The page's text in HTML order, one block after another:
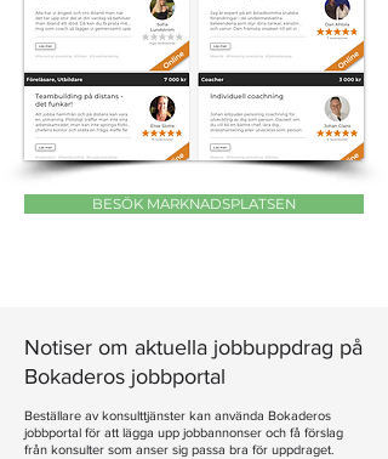
BESÖK MARKNADSPLATSEN
Notiser om aktuella jobbuppdrag på
Bokaderos jobbportal
Beställare av konsulttjänster kan använda Bokaderos
jobbportal för att lägga upp jobbannonser och få förslag
från konsulter som anser sig passa bra för uppdraget.